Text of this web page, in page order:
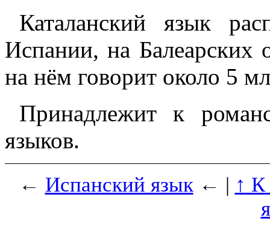
Каталанский язык
Испании, на
на нём говорит около 5
Принадлежит к
языков.
← Испанский язык← | ↑ К